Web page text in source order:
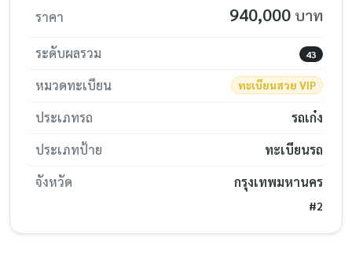
ราคา 940,000 บาท
ระดับผลรวม 43
หมวดทะเบียน ทะเบียนสวย VIP
ประเภทรถ
รถเก๋ง
ประเภทป้าย
ทะเบียนรถ
จังหวัด
กรุงเทพมหานคร
#2